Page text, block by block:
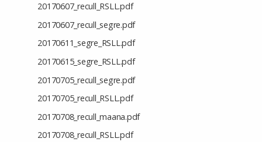
20170607_recull_RSLL.pdf
20170607_recull_segre.pdf
20170611_segre_RSLL.pdf
20170615_segre_RSLL.pdf
20170705_recull_segre.pdf
20170705_recull_RSLL.pdf
20170708_recull_maana.pdf
20170708_recull_RSLL.pdf